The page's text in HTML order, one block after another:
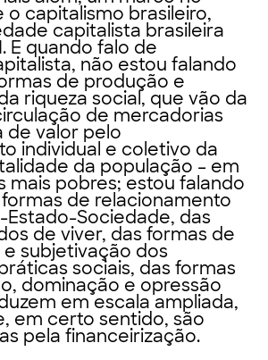
o capitalismo brasileiro,
capitalista brasileira
E quando falo de
não estou falando
de produção e
riqueza social, que vão da
de mercadorias
de valor pelo
individual e coletivo da
da população – em
mais pobres; estou falando
de relacionamento
Sociedade, das
de viver, das formas de
subjetivação dos
sociais, das formas
dominação e opressão
em escala ampliada,
em certo sentido, são
pela financeirização.